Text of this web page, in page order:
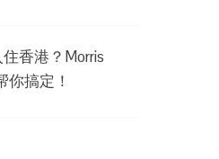
香港？Morris
你搞定！